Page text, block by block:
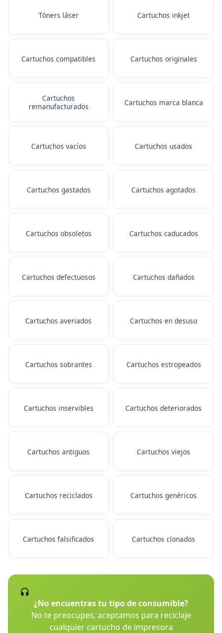
Tóners láser Cartuchos inkjet
Cartuchos compatibles Cartuchos originales
Cartuchos
remanufacturados
Cartuchos marca blanca
Cartuchos vacíos Cartuchos usados
Cartuchos gastados Cartuchos agotados
Cartuchos obsoletos Cartuchos caducados
Cartuchos defectuosos Cartuchos dañados
Cartuchos averiados Cartuchos en desuso
Cartuchos sobrantes Cartuchos estropeados
Cartuchos inservibles Cartuchos deteriorados
Cartuchos antiguos Cartuchos viejos
Cartuchos reciclados Cartuchos genéricos
Cartuchos falsificados Cartuchos clonados
¿No encuentras tu tipo de consumible?
No te preocupes, aceptamos para reciclaje
cualquier cartucho de impresora